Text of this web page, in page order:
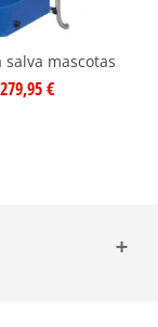
salva mascotas
279,95 €